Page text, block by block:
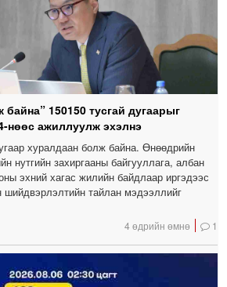
150150 тусгай дугаарыг
нөөс ажиллуулж эхэлнэ
хуралдаан болж байна. Өнөөдрийн
нутгийн захиргааны байгууллага, албан
эхний хагас жилийн байдлаар иргэдээс
шийдвэрлэлтийн тайлан мэдээллийг
4 өдрийн өмнө 1